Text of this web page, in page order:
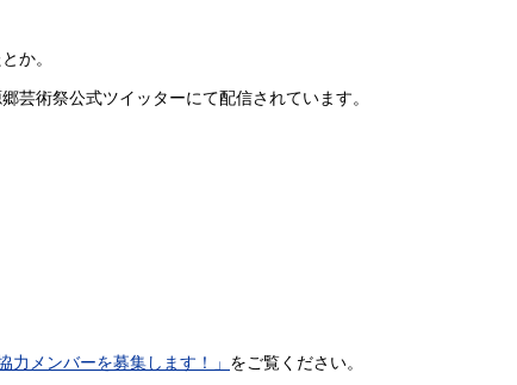
か。
術祭公式ツイッターにて配信されています。
メンバーを募集します！」 をご覧ください。